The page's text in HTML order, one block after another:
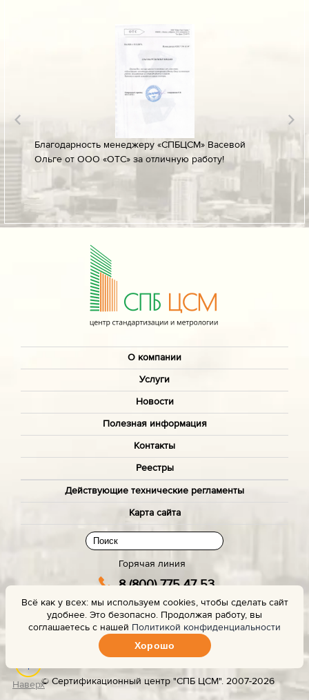
Благодарность менеджеру «СПБЦСМ» Васевой
Ольге от ООО «ОТС» за отличную работу!
О компании
Услуги
Новости
Полезная информация
Контакты
Реестры
Действующие технические регламенты
Карта сайта
Горячая линия
8 (800) 775 47 53
(звонок бесплатный)
Заказать звонок с сайта
Задать вопрос эксперту
© Сертификационный центр "СПБ ЦСМ". 2007-2026
Наверх
Всё как у всех: мы используем cookies, чтобы сделать сайт
удобнее. Это безопасно. Продолжая работу, вы
соглашаетесь с нашей Политикой конфиденциальности
Хорошо